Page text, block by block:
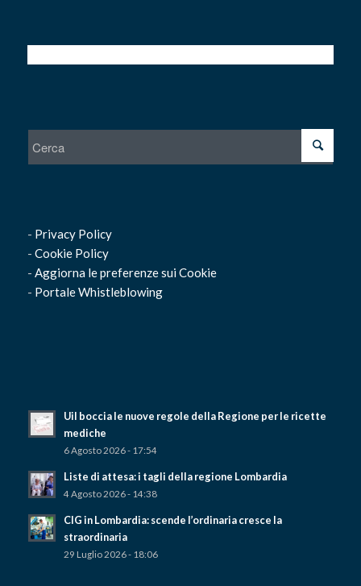
- Privacy Policy
- Cookie Policy
- Aggiorna le preferenze sui Cookie
- Portale Whistleblowing
Uil boccia le nuove regole della Regione per le ricette
mediche
6 Agosto 2026 - 17:54
Liste di attesa: i tagli della regione Lombardia
4 Agosto 2026 - 14:38
CIG in Lombardia: scende l’ordinaria cresce la
straordinaria
29 Luglio 2026 - 18:06